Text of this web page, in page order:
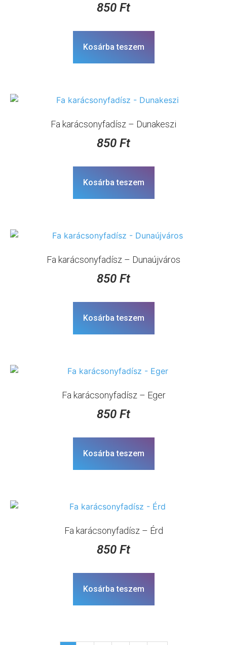
850 Ft
Kosárba teszem
Fa karácsonyfadísz – Dunakeszi
850 Ft
Kosárba teszem
Fa karácsonyfadísz – Dunaújváros
850 Ft
Kosárba teszem
Fa karácsonyfadísz – Eger
850 Ft
Kosárba teszem
Fa karácsonyfadísz – Érd
850 Ft
Kosárba teszem